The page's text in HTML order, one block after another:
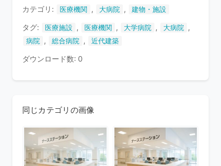
ま
カテゴリ:
医療機関 , 大病院 , 建物・施設
タグ: 医療施設 , 医療機関 , 大学病院 , 大病院 ,
病院 , 総合病院 , 近代建築
ダウンロード数: 0
同じカテゴリの画像